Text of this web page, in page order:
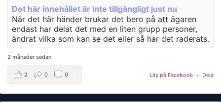
Det här innehållet är inte tillgängligt just nu
När det här händer brukar det bero på att ägaren
endast har delat det med en liten grupp personer,
ändrat vilka som kan se det eller så har det raderats.
2 månader sedan
Läs på Facebook · Dela
2 0 0